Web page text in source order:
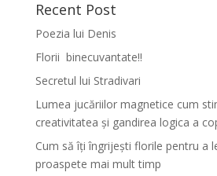
Recent Post
Poezia lui Denis
Florii binecuvantate!!
Secretul lui Stradivari
Lumea jucăriilor magnetice cum
creativitatea și gandirea logica a
Cum să îți îngrijești florile pentru a
proaspete mai mult timp